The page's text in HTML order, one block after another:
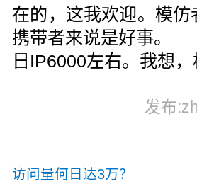
在的，这我欢迎。模
携带者来说是好事。
日IP6000左右。我想
发布
访问量何日达3万？